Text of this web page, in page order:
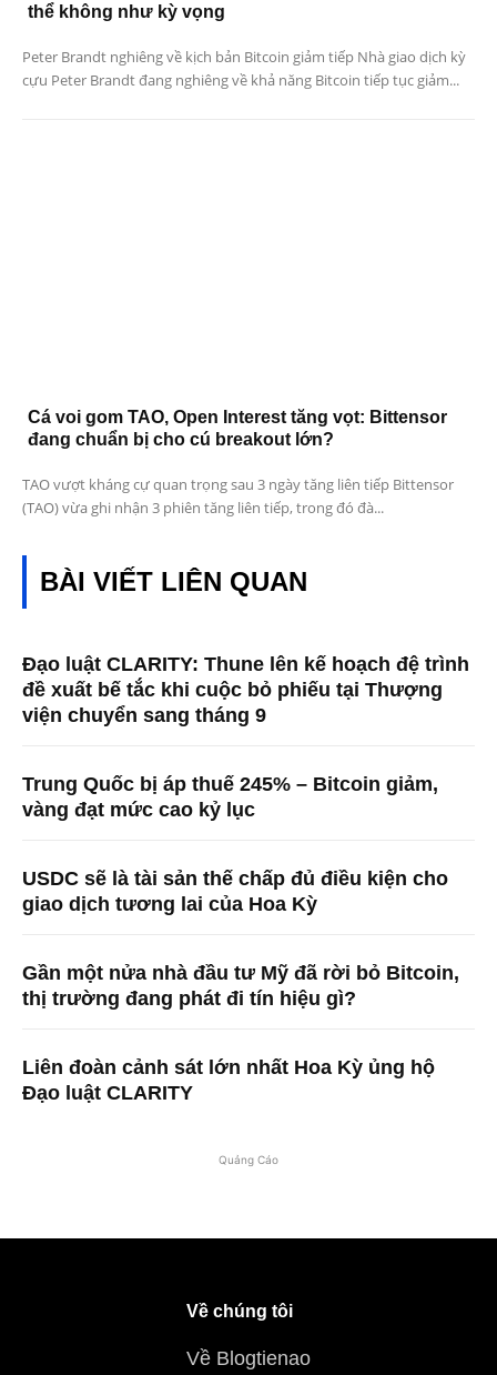
thể không như kỳ vọng
Peter Brandt nghiêng về kịch bản Bitcoin giảm tiếp Nhà giao dịch kỳ
cựu Peter Brandt đang nghiêng về khả năng Bitcoin tiếp tục giảm...
Cá voi gom TAO, Open Interest tăng vọt: Bittensor
đang chuẩn bị cho cú breakout lớn?
TAO vượt kháng cự quan trọng sau 3 ngày tăng liên tiếp Bittensor
(TAO) vừa ghi nhận 3 phiên tăng liên tiếp, trong đó đà...
BÀI VIẾT LIÊN QUAN
Đạo luật CLARITY: Thune lên kế hoạch đệ trình
đề xuất bế tắc khi cuộc bỏ phiếu tại Thượng
viện chuyển sang tháng 9
Trung Quốc bị áp thuế 245% – Bitcoin giảm,
vàng đạt mức cao kỷ lục
USDC sẽ là tài sản thế chấp đủ điều kiện cho
giao dịch tương lai của Hoa Kỳ
Gần một nửa nhà đầu tư Mỹ đã rời bỏ Bitcoin,
thị trường đang phát đi tín hiệu gì?
Liên đoàn cảnh sát lớn nhất Hoa Kỳ ủng hộ
Đạo luật CLARITY
Quảng Cáo
Về chúng tôi
Về Blogtienao